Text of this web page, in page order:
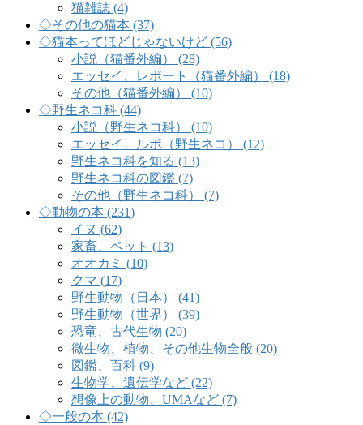
猫雑誌 (4)
◇その他の猫本 (37)
◇猫本ってほどじゃないけど (56)
小説（猫番外編） (28)
エッセイ、レポート（猫番外編） (18)
その他（猫番外編） (10)
◇野生ネコ科 (44)
小説（野生ネコ科） (10)
エッセイ、ルポ（野生ネコ） (12)
野生ネコ科を知る (13)
野生ネコ科の図鑑 (7)
その他（野生ネコ科） (7)
◇動物の本 (231)
イヌ (62)
家畜、ペット (13)
オオカミ (10)
クマ (17)
野生動物（日本） (41)
野生動物（世界） (39)
恐竜、古代生物 (20)
微生物、植物、その他生物全般 (20)
図鑑、百科 (9)
生物学、遺伝学など (22)
想像上の動物、UMAなど (7)
◇一般の本 (42)